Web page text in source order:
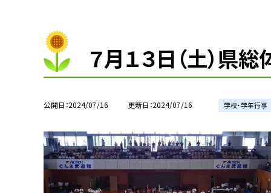
７月１３日（土）県
公開日 2024/07/16 更新日 2024/07/16 学校・学年行事